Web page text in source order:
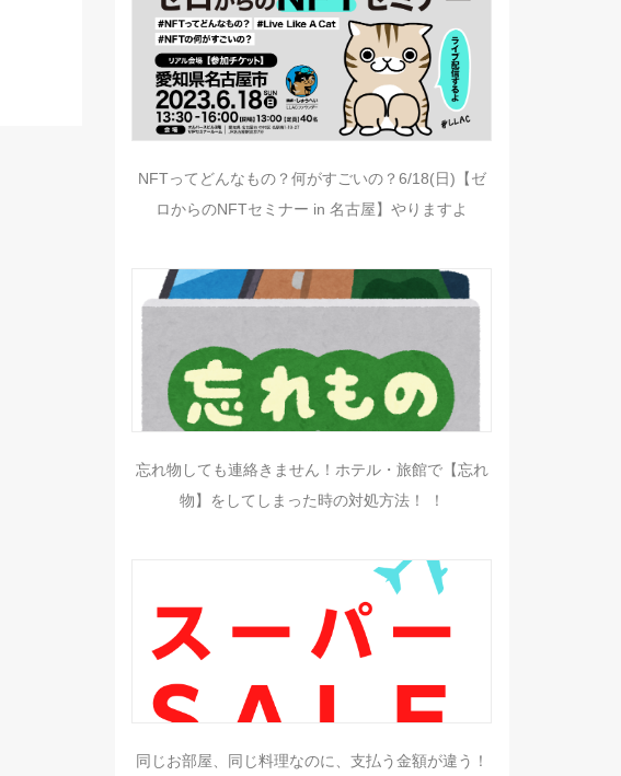
NFTってどんなもの？何がすごいの？6/18(日)【ゼ
ロからのNFTセミナー in 名古屋】やりますよ
忘れ物しても連絡きません！ホテル・旅館で【忘れ
物】をしてしまった時の対処方法！ ！
同じお部屋、同じ料理なのに、支払う金額が違う！